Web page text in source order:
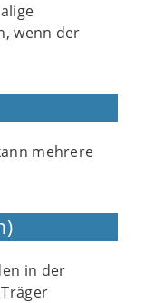
wenn der
mehrere
in der